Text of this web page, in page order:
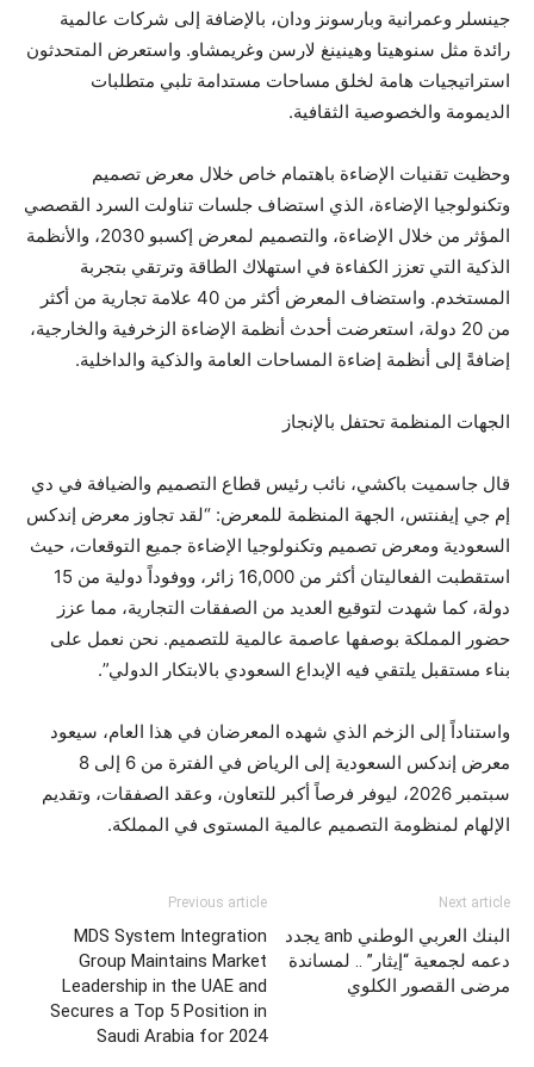
جينسلر وعمرانية وبارسونز ودان، بالإضافة إلى شركات عالمية
رائدة مثل سنوهيتا وهينينغ لارسن وغريمشاو. واستعرض المتحدثون
استراتيجيات هامة لخلق مساحات مستدامة تلبي متطلبات
الديمومة والخصوصية الثقافية.
وحظيت تقنيات الإضاءة باهتمام خاص خلال معرض تصميم
وتكنولوجيا الإضاءة، الذي استضاف جلسات تناولت السرد القصصي
المؤثر من خلال الإضاءة، والتصميم لمعرض إكسبو 2030، والأنظمة
الذكية التي تعزز الكفاءة في استهلاك الطاقة وترتقي بتجربة
المستخدم. واستضاف المعرض أكثر من 40 علامة تجارية من أكثر
من 20 دولة، استعرضت أحدث أنظمة الإضاءة الزخرفية والخارجية،
إضافةً إلى أنظمة إضاءة المساحات العامة والذكية والداخلية.
الجهات المنظمة تحتفل بالإنجاز
قال جاسميت باكشي، نائب رئيس قطاع التصميم والضيافة في دي
إم جي إيفنتس، الجهة المنظمة للمعرض: “لقد تجاوز معرض إندكس
السعودية ومعرض تصميم وتكنولوجيا الإضاءة جميع التوقعات، حيث
استقطبت الفعاليتان أكثر من 16,000 زائر، ووفوداً دولية من 15
دولة، كما شهدت لتوقيع العديد من الصفقات التجارية، مما عزز
حضور المملكة بوصفها عاصمة عالمية للتصميم. نحن نعمل على
بناء مستقبل يلتقي فيه الإبداع السعودي بالابتكار الدولي”.
واستناداً إلى الزخم الذي شهده المعرضان في هذا العام، سيعود
معرض إندكس السعودية إلى الرياض في الفترة من 6 إلى 8
سبتمبر 2026، ليوفر فرصاً أكبر للتعاون، وعقد الصفقات، وتقديم
الإلهام لمنظومة التصميم عالمية المستوى في المملكة.
Previous article
MDS System Integration
Group Maintains Market
Leadership in the UAE and
Secures a Top 5 Position in
Saudi Arabia for 2024
Next article
البنك العربي الوطني anb يجدد
دعمه لجمعية “إيثار” .. لمساندة
مرضى القصور الكلوي